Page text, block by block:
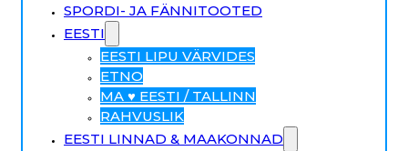
SPORDI- JA FÄNNITOOTED
EESTI
EESTI LIPU VÄRVIDES
ETNO
MA ♥ EESTI / TALLINN
RAHVUSLIK
EESTI LINNAD & MAAKONNAD